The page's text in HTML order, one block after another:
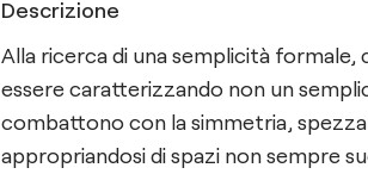
Descrizione
Alla ricerca di una semplicità formale,
essere caratterizzando non un
combattono con la simmetria,
appropriandosi di spazi non sempre